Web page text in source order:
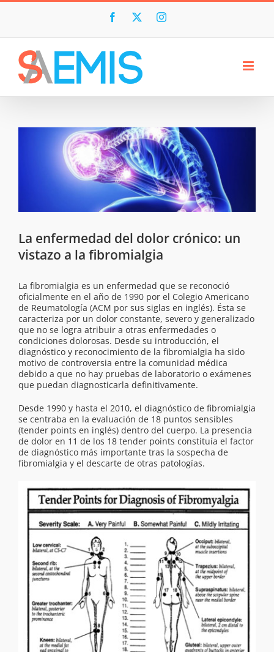
Skip
Facebook
X Instagram
La enfermedad del dolor crónico: un
vistazo a la fibromialgia
La fibromialgia es un enfermedad que se reconoció
oficialmente en el año de 1990 por el Colegio Americano
de Reumatología (ACM por sus siglas en inglés). Ésta se
caracteriza por un dolor constante, severo y generalizado
que no se logra atribuir a otras enfermedades o
condiciones dolorosas. Desde su introducción, el
diagnóstico y reconocimiento de la fibromialgia ha sido
motivo de controversia entre la comunidad médica
debido a que no hay pruebas de laboratorio o exámenes
que puedan diagnosticarla definitivamente.
Desde 1990 y hasta el 2010, el diagnóstico de fibromialgia
se centraba en la evaluación de 18 puntos sensibles
(tender points en inglés) dentro del cuerpo. La presencia
de dolor en 11 de los 18 tender points constituía el factor
de diagnóstico más importante tras la sospecha de
fibromialgia y el descarte de otras patologías.